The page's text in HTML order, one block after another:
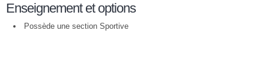
Enseignement et options
Possède une section Sportive